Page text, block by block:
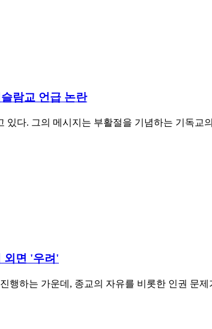
람교 언급 논란
있다. 그의 메시지는 부활절을 기념하는 기독
외면 '우려'
행하는 가운데, 종교의 자유를 비롯한 인권 문